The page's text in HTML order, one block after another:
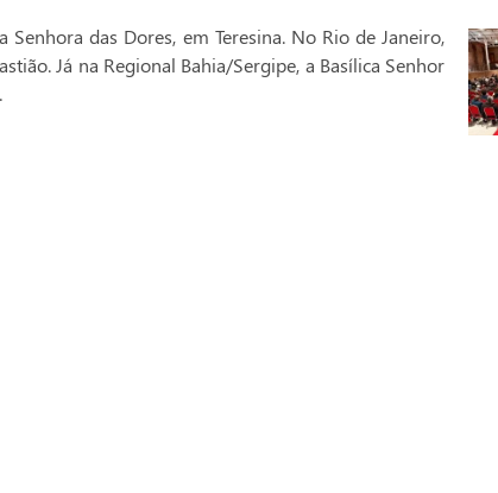
das Dores, em Teresina. No Rio de Janeiro,
Já na Regional Bahia/Sergipe, a Basílica Senhor